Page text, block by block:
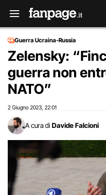
Guerra Ucraina-Russia
Zelensky:
guerra non
NATO”
2 Giugno 2023 22:01
A cura di Davide Falcioni